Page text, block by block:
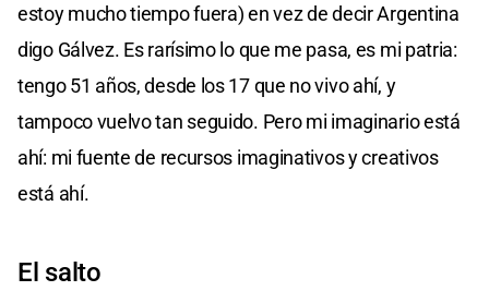
estoy mucho tiempo fuera) en vez de decir Argentina
digo Gálvez. Es rarísimo lo que me pasa, es mi patria:
tengo 51 años, desde los 17 que no vivo ahí, y
tampoco vuelvo tan seguido. Pero mi imaginario está
ahí: mi fuente de recursos imaginativos y creativos
está ahí.
El salto